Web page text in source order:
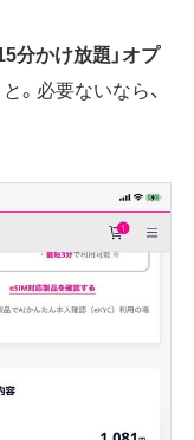
分かけ放題」オプ
。必要ないなら、